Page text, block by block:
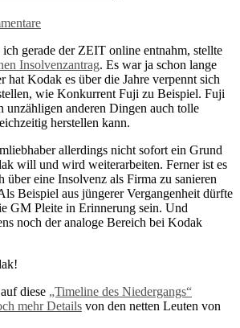
gerade der ZEIT online entnahm, stellte
Insolvenzantrag. Es war ja schon lange
hat Kodak es über die Jahre verpennt sich
wie Konkurrent Fuji zu Beispiel. Fuji
unzähligen anderen Dingen auch tolle
herstellen kann.
allerdings nicht sofort ein Grund
will und wird weiterarbeiten. Ferner ist es
über eine Insolvenz als Firma zu sanieren
Beispiel aus jüngerer Vergangenheit dürfte
GM Pleite in Erinnerung sein. Und
noch der analoge Bereich bei Kodak
auf diese „Timeline des Niedergangs“
mehr Details von den netten Leuten von